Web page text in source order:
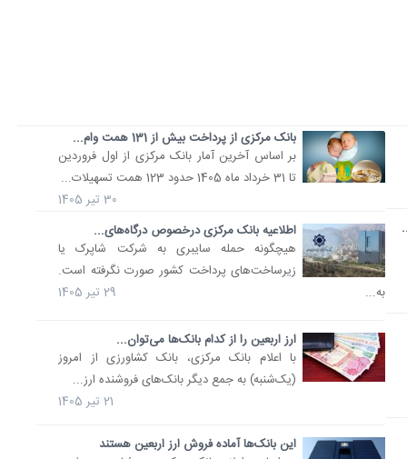
بانک مرکزی از پرداخت بیش از 131 همت وام...
بر اساس آخرین آمار بانک مرکزی از اول فروردین
تا 31 خرداد ماه 1405 حدود 123 همت تسهیلات...
30 تیر 1405
اطلاعیه بانک مرکزی درخصوص درگاه‌های...
هیچگونه حمله سایبری به شرکت شاپرک یا
زیرساخت‌های پرداخت کشور صورت نگرفته است.
به...
29 تیر 1405
ارز اربعین را از کدام بانک‌ها می‌توان...
با اعلام بانک مرکزی، بانک کشاورزی از امروز
(یک‌شنبه) به جمع دیگر بانک‌های فروشنده ارز...
21 تیر 1405
این بانک‌ها آماده فروش ارز اربعین هستند